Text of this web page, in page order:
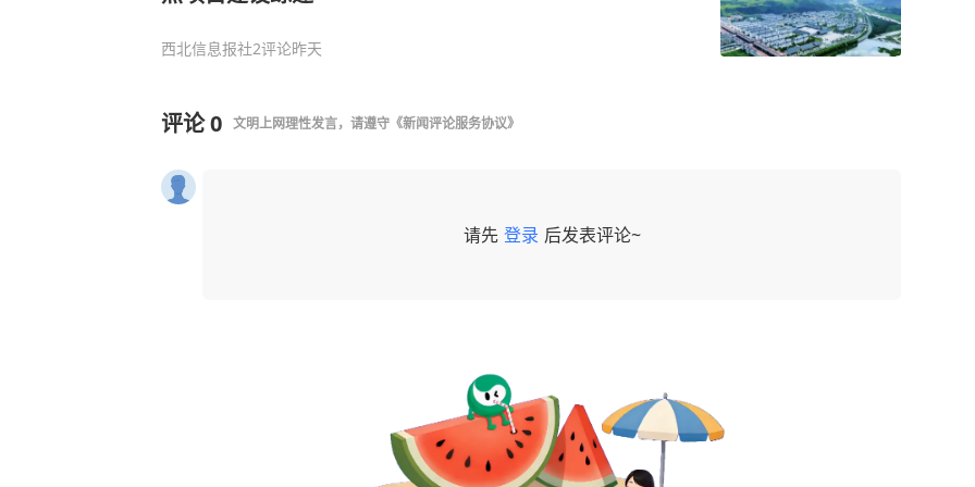
西北信息报社2评论昨天
评论0 文明上网理性发言，请遵守 《新闻评论服务协议》
请先 登录 后发表评论~